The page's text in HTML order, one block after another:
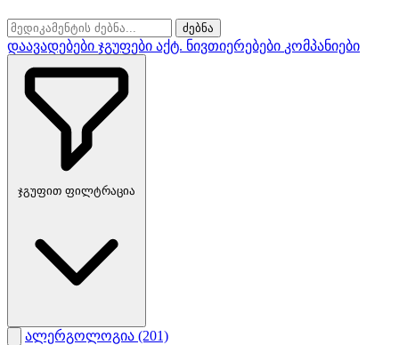
ძებნა
დაავადებები ჯგუფები აქტ. ნივთიერებები კომპანიები
ჯგუფით ფილტრაცია
ალერგოლოგია (201)